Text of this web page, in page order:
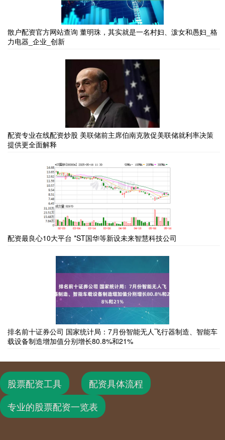
散户配资官方网站查询 董明珠，其实就是一名村妇、泼女和愚妇_格
力电器_企业_创新
配资专业在线配资炒股 美联储前主席伯南克敦促美联储就利率决策
提供更全面解释
配资最良心10大平台 *ST国华等新设未来智慧科技公司
排名前十证券公司 国家统计局：7月份智能无人飞行器制造、智能车
载设备制造增加值分别增长80.8%和21%
股票配资工具
配资具体流程
专业的股票配资一览表